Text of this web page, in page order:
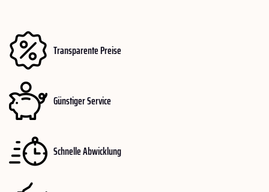
Transparente Preise
Günstiger Service
Schnelle Abwicklung